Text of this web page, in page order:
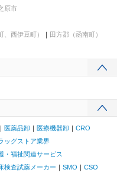
原市
西伊豆町）
田方郡（函南町）
医薬品卸 医療機器卸
CRO
ッグストア業界
・福祉関連サービス
検査試薬メーカー SMO
CSO